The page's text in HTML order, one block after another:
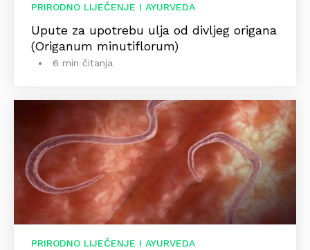
PRIRODNO LIJEČENJE I AYURVEDA
Upute za upotrebu ulja od divljeg origana
(Origanum minutiflorum)
6 min čitanja
PRIRODNO LIJEČENJE I AYURVEDA